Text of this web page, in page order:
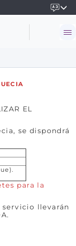
EL
se dispondrá
para la
servicio llevarán